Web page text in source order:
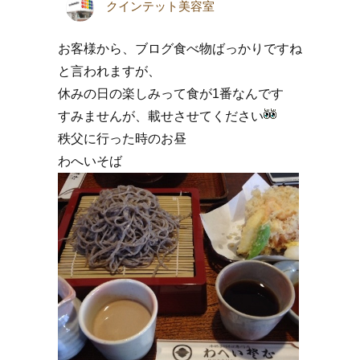
クインテット美容室
お客様から、ブログ食べ物ばっかりですね
と言われますが、
休みの日の楽しみって食が1番なんです
すみませんが、載せさせてください
秩父に行った時のお昼
わへいそば